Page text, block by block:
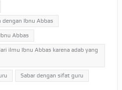
dengan Ibnu Abbas
Abbas
ilmu Ibnu Abbas karena adab yang
Sabar dengan sifat guru